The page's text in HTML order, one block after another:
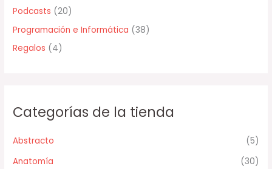
Podcasts (20)
Programación e Informática (38)
Regalos (4)
Categorías de la tienda
Abstracto
(5)
Anatomía
(30)